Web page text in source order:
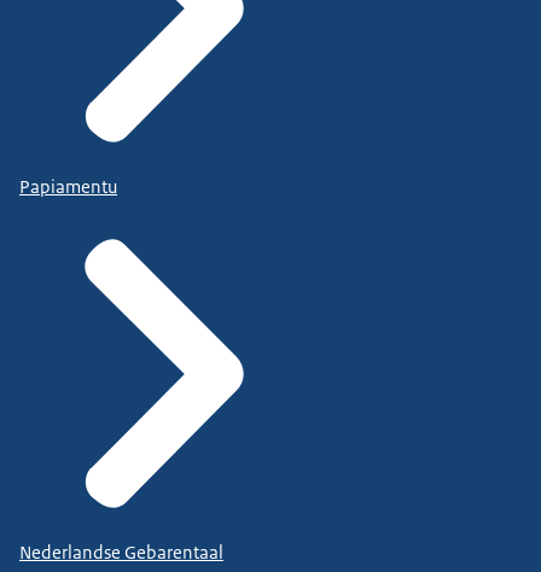
Papiamentu
Nederlandse Gebarentaal